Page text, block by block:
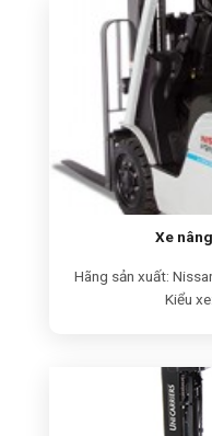
Xe
Hãng sản xuất:
Kiểu